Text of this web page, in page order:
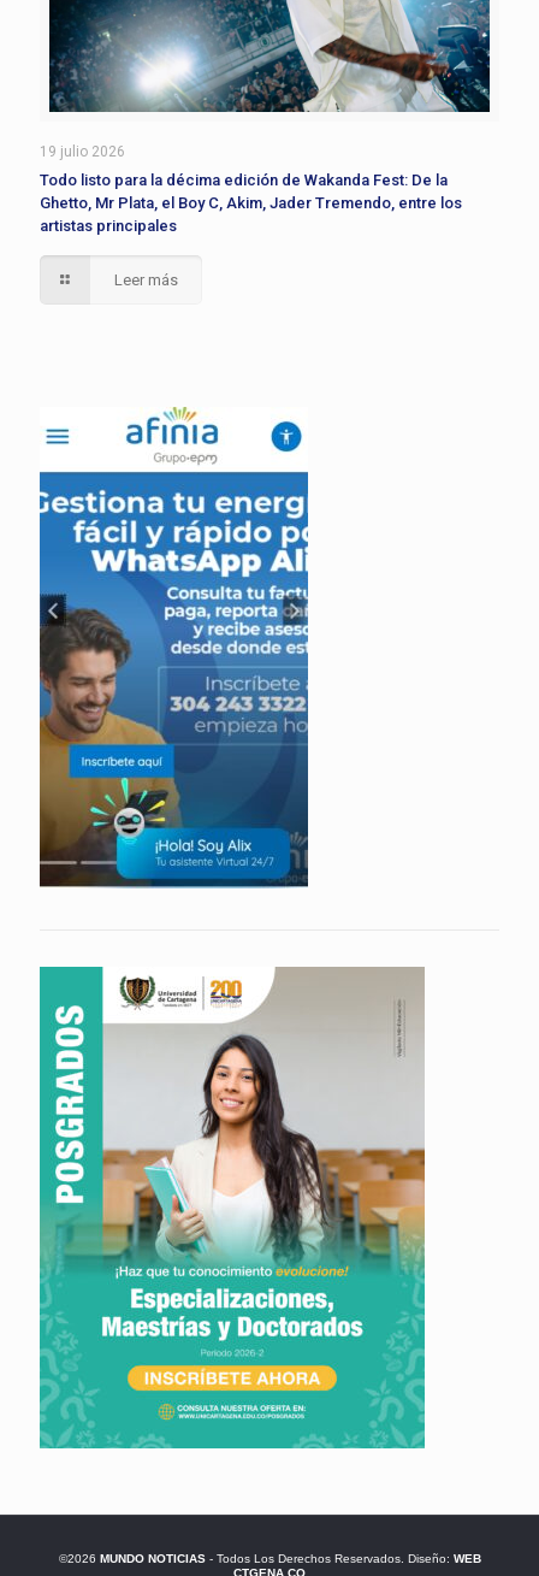
19 julio 2026
Todo listo para la décima edición de Wakanda Fest: De la
Ghetto, Mr Plata, el Boy C, Akim, Jader Tremendo, entre los
artistas principales
Leer más
©2026 MUNDO NOTICIAS- Todos Los Derechos Reservados. Diseño: WEB
CTGENA.CO